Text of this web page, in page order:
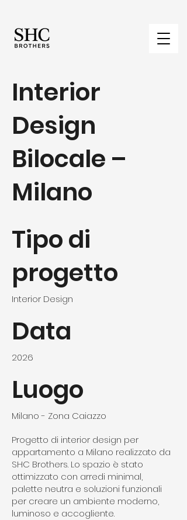
Interior
Design
Bilocale –
Milano
Tipo di
progetto
Interior Design
Data
2026
Luogo
Milano - Zona Caiazzo
Progetto di interior design per
appartamento a Milano realizzato da
SHC Brothers. Lo spazio è stato
ottimizzato con arredi minimal,
palette neutra e soluzioni funzionali
per creare un ambiente moderno,
luminoso e accogliente.